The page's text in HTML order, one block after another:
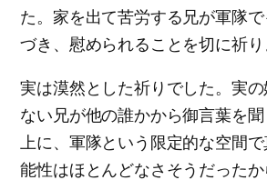
た。家を出て苦労する兄が軍隊
づき、慰められることを切に祈り
実は漠然とした祈りでした。実
ない兄が他の誰かから御言葉を
上に、軍隊という限定的な空間
能性はほとんどなさそうだった